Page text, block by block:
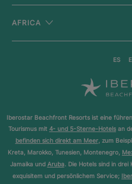
AFRICA
ES
Iberostar Beachfront Resorts ist eine
Tourismus mit 4- und 5-Sterne-Hotels an
befinden sich direkt am Meer, zum
Kreta, Marokko, Tunesien, Montenegro,
Jamaika und Aruba. Die Hotels sind in
exquisitem und persönlichem Service;